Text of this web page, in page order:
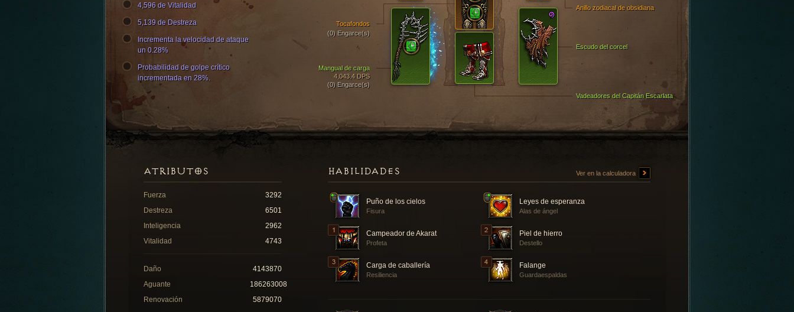
Vadeadores del Capitán Escarlata
Tocafondos
(0) Engarce(s)
Mangual de carga
4,043.4 DPS
(0) Engarce(s)
Escudo del corcel
Anillo zodiacal de obsidiana
4,596 de Vitalidad
5,139 de Destreza
Incrementa la velocidad de ataque
un 0.28%
Probabilidad de golpe crítico
incrementada en 28%.
HABILIDADES Ver en la calculadora
Puño de los cielos
Fisura
Leyes de esperanza
Alas de ángel
Campeador de Akarat
Profeta
Piel de hierro
Destello
Carga de caballería
Resiliencia
Falange
Guardaespaldas
ATRIBUTOS
Fuerza
3292
Destreza
6501
Inteligencia
2962
Vitalidad
4743
Daño
4143870
Aguante
186263008
Renovación
5879070